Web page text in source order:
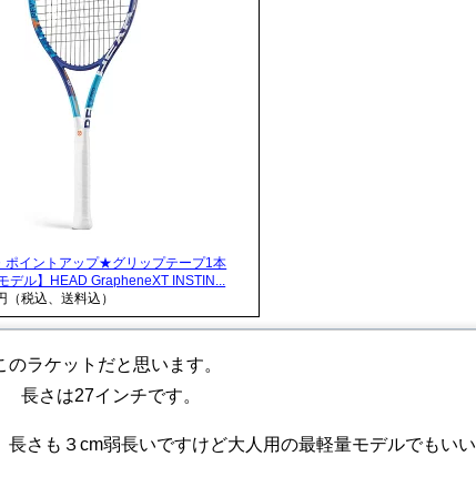
ポイントアップ★グリップテープ1本
デル】HEAD GrapheneXT INSTIN...
（税込、送料込）
のラケットだと思います。
長さは27インチです。
長さも３cm弱長いですけど大人用の最軽量モデルでもいい